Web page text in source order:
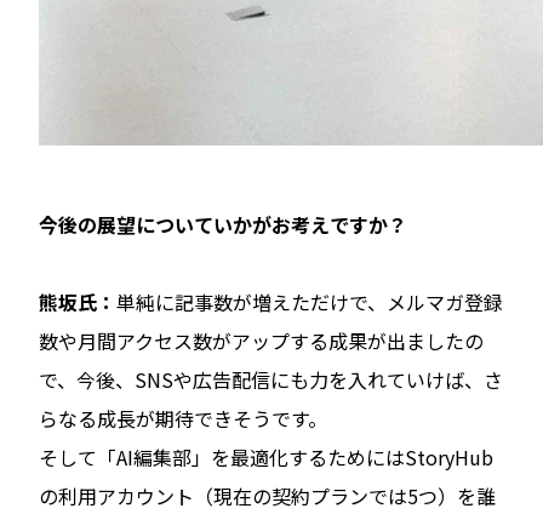
――今後の展望についていかがお考えですか？
熊坂氏： 単純に記事数が増えただけで、メルマガ登録
数や月間アクセス数がアップする成果が出ましたの
で、今後、SNSや広告配信にも力を入れていけば、さ
らなる成長が期待できそうです。
そして「AI編集部」を最適化するためにはStoryHub
の利用アカウント（現在の契約プランでは5つ）を誰